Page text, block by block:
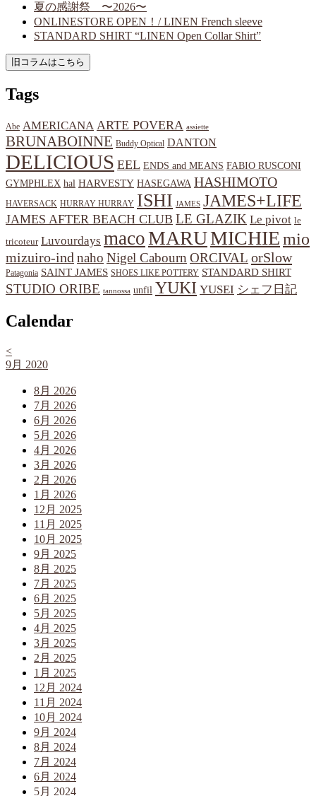
夏の感謝祭 〜2026〜
ONLINESTORE OPEN！/ LINEN French sleeve
STANDARD SHIRT “LINEN Open Collar Shirt”
Tags
Abe AMERICANA ARTE POVERA assiette
BRUNABOINNE Buddy Optical DANTON
DELICIOUS EEL ENDS and MEANS FABIO RUSCONI
GYMPHLEX hal HARVESTY HASEGAWA HASHIMOTO
HAVERSACK HURRAY HURRAY ISHI JAMES JAMES+LIFE
JAMES AFTER BEACH CLUB LE GLAZIK Le pivot le
tricoteur Luvourdays macoMARUMICHIEmio
mizuiro-ind naho Nigel Cabourn ORCIVAL orSlow
Patagonia SAINT JAMES SHOES LIKE POTTERY STANDARD SHIRT
STUDIO ORIBE tannossa unfil YUKI YUSEI シェフ日記
Calendar
<
9月 2020
8月 2026
7月 2026
6月 2026
5月 2026
4月 2026
3月 2026
2月 2026
1月 2026
12月 2025
11月 2025
10月 2025
9月 2025
8月 2025
7月 2025
6月 2025
5月 2025
4月 2025
3月 2025
2月 2025
1月 2025
12月 2024
11月 2024
10月 2024
9月 2024
8月 2024
7月 2024
6月 2024
5月 2024